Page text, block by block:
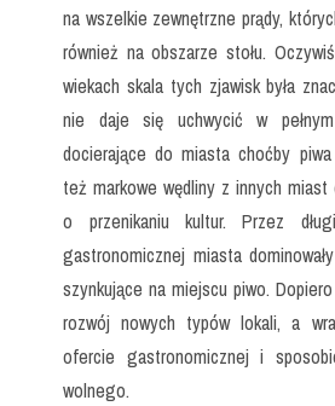
na wszelkie zewnętrzne prądy,
również na obszarze stołu.
wiekach skala tych zjawisk była
nie daje się uchwycić w
docierające do miasta choćby
też markowe wędliny z innych
o przenikaniu kultur. Przez
gastronomicznej miasta
szynkujące na miejscu piwo.
rozwój nowych typów lokali, a
ofercie gastronomicznej i
wolnego.